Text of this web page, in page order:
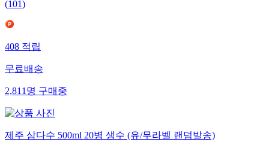
(101)
408 적립
무료배송
2,811 명 구매중
제주 삼다수 500ml 20병 생수 (유/무라벨 랜덤발송)